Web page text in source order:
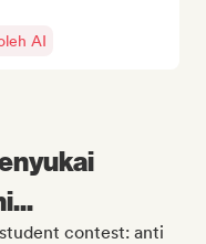
AI
contest: anti